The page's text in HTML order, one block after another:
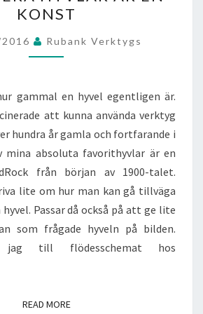
HYVLAR
ÄR
EN
KONST
Rubank Verktygs
gammal en hyvel egentligen är.
att kunna använda verktyg
hundra år gamla och fortfarande i
mina absoluta favorithyvlar är en
från början av 1900-talet.
lite om hur man kan gå tillväga
Passar då också på att ge lite
som frågade hyveln på bilden.
jag till flödesschemat hos
READ MOREREAD MORE